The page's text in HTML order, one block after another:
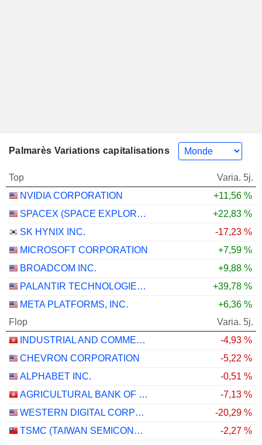
Palmarès Variations capitalisations
Top
Varia. 5j.
NVIDIA CORPORATION
+11,56 %
SPACEX (SPACE EXPLORATION TECHNOLOGIES)
+22,83 %
SK HYNIX INC.
-17,23 %
MICROSOFT CORPORATION
+7,59 %
BROADCOM INC.
+9,88 %
PALANTIR TECHNOLOGIES INC.
+39,78 %
META PLATFORMS, INC.
+6,36 %
Flop
Varia. 5j.
INDUSTRIAL AND COMMERCIAL BANK OF CHINA LIMITED
-4,93 %
CHEVRON CORPORATION
-5,22 %
ALPHABET INC.
-0,51 %
AGRICULTURAL BANK OF CHINA LIMITED
-7,13 %
WESTERN DIGITAL CORPORATION
-20,29 %
TSMC (TAIWAN SEMICONDUCTOR MANUFACTURING COMPANY)
-2,27 %